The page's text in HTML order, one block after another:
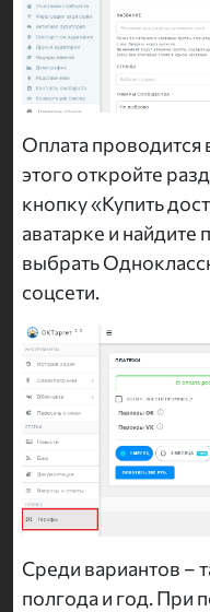
Оплата проводится
этого откройте
кнопку «Купить
аватарке и
выбрать
соцсети.
Среди вариантов –
полгода и год. При